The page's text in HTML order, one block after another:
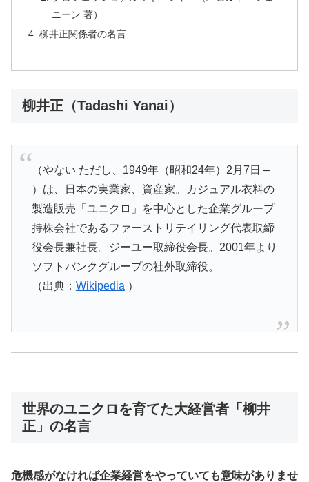
ニーン 著）
柳井正関係者の名言
柳井正（Tadashi Yanai）
（やない ただし、1949年（昭和24年）2月7日 –
）は、日本の実業家、資産家。カジュアル衣料の
製造販売「ユニクロ」を中心とした企業グループ
持株会社であるファーストリテイリング代表取締
役会長兼社長。ジーユー取締役会長。2001年より
ソフトバンクグループの社外取締役。
（出典： Wikipedia）
世界のユニクロを育てた大経営者「柳井
正」の名言
危機感がなければ企業経営をやっていても意味がありませ